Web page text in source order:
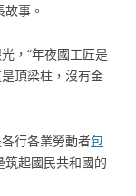
事。
，“年夜國工匠是
頂梁柱，沒有金
行各業勞動者包
筑起國民共和國的